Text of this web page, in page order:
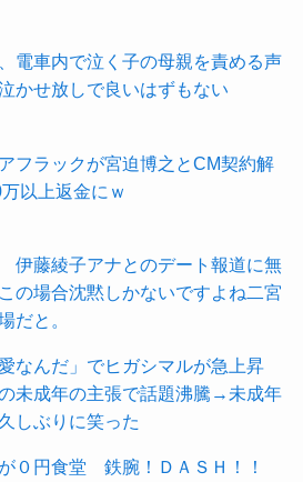
電車内で泣く子の母親を責める声
かせ放しで良いはずもない
フラックが宮迫博之とCM契約解
以上返金にｗ
伊藤綾子アナとのデート報道に無
の場合沈黙しかないですよね二宮
だと。
愛なんだ」でヒガシマルが急上昇
未成年の主張で話題沸騰→未成年
しぶりに笑った
０円食堂 鉄腕！ＤＡＳＨ！！